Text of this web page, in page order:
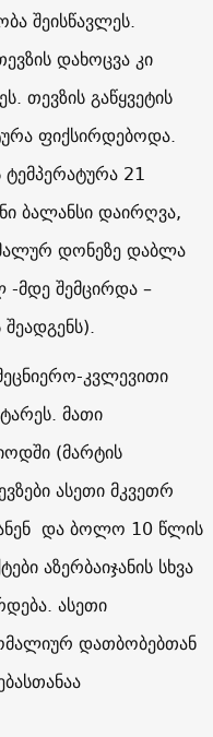
შეისწავლეს.
დახოცვა კი
თევზის გაწყვეტის
ფიქსირდებოდა.
ტემპერატურა 21
ბალანსი დაირღვა,
დონეზე დაბლა
-მდე შემცირდა –
კვლევითი
მათი
(მარტის
ასეთი მკვეთრ
და ბოლო 10 წლის
აზერბაიჯანის სხვა
ასეთი
დათბობებთან